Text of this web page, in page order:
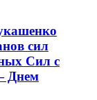
сил
Сил с
Днем